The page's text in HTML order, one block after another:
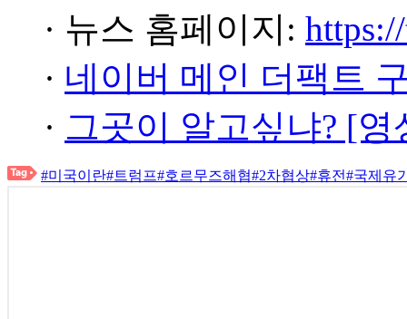
· 뉴스 홈페이지:
· 네이버 메인 더팩트
· 그곳이 알고싶냐? [
#미국이란#트럼프#호르무즈해협#2차협상#휴전#국제유